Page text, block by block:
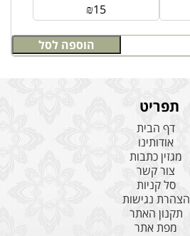
הוספה לסל
₪15
תפריט
דף הבית
אודותינו
מגזין כתבות
צור קשר
סל קניות
הצהרת נגישות
תקנון האתר
מפת אתר